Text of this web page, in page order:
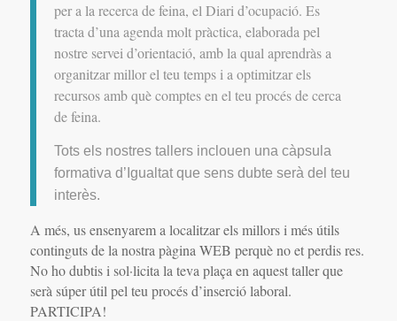
per a la recerca de feina, el Diari d’ocupació. Es
tracta d’una agenda molt pràctica, elaborada pel
nostre servei d’orientació, amb la qual aprendràs a
organitzar millor el teu temps i a optimitzar els
recursos amb què comptes en el teu procés de cerca
de feina.
Tots els nostres tallers inclouen una càpsula
formativa d’Igualtat que sens dubte serà del teu
interès.
A més, us ensenyarem a localitzar els millors i més útils
continguts de la nostra pàgina WEB perquè no et perdis res.
No ho dubtis i sol·licita la teva plaça en aquest taller que
serà súper útil pel teu procés d’inserció laboral.
PARTICIPA!